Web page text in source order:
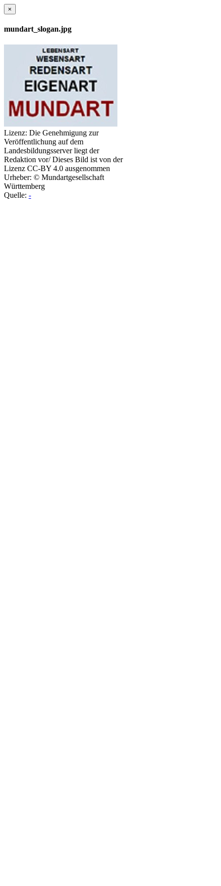
×
mundart_slogan.jpg
Lizenz: Die Genehmigung zur
Veröffentlichung auf dem
Landesbildungsserver liegt der
Redaktion vor/ Dieses Bild ist von der
Lizenz CC-BY 4.0 ausgenommen
Urheber: © Mundartgesellschaft
Württemberg
Quelle: -